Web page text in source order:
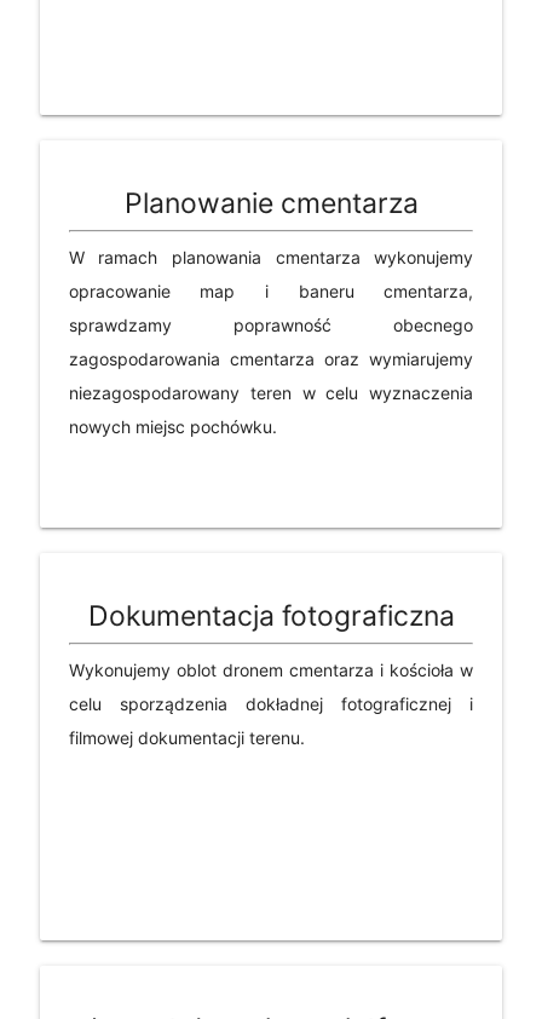
Planowanie cmentarza
W ramach planowania cmentarza wykonujemy
opracowanie map i baneru cmentarza,
sprawdzamy poprawność obecnego
zagospodarowania cmentarza oraz wymiarujemy
niezagospodarowany teren w celu wyznaczenia
nowych miejsc pochówku.
Dokumentacja fotograficzna
Wykonujemy oblot dronem cmentarza i kościoła w
celu sporządzenia dokładnej fotograficznej i
filmowej dokumentacji terenu.